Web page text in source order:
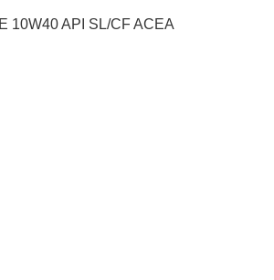
10W40 API SL/CF ACEA